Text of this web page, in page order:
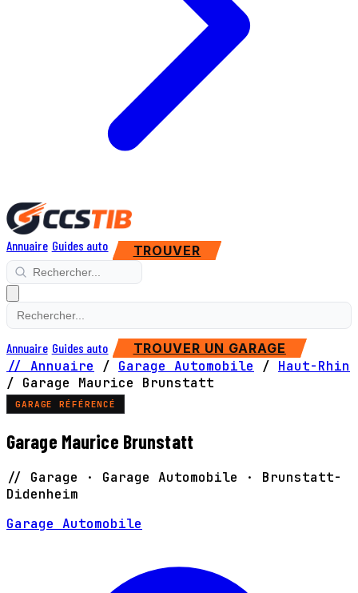
Annuaire Guides auto TROUVER
Annuaire Guides auto TROUVER UN GARAGE
// Annuaire / Garage Automobile / Haut-Rhin
/ Garage Maurice Brunstatt
GARAGE RÉFÉRENCÉ
Garage Maurice Brunstatt
// Garage · Garage Automobile · Brunstatt-
Didenheim
Garage Automobile